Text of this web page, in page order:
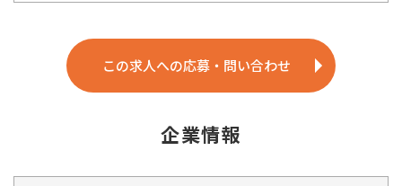
この求人への応募・問い合わせ
企業情報